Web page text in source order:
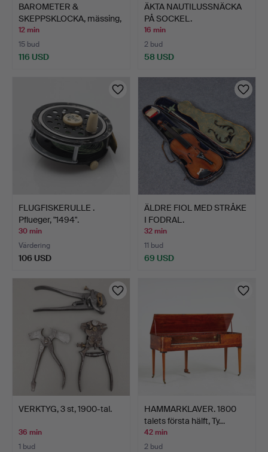
BAROMETER &
SKEPPSKLOCKA, mässing,
Pilot M…
12 min
15 bud
116 USD
ÄKTA NAUTILUSSNÄCKA
PÅ SOCKEL.
16 min
2 bud
58 USD
FLUGFISKERULLE .
Pflueger, "1494".
30 min
Värdering
106 USD
ÄLDRE FIOL MED STRÅKE
I FODRAL.
32 min
11 bud
69 USD
VERKTYG, 3 st, 1900-tal.
36 min
1 bud
HAMMARKLAVER. 1800
talets första hälft, Ty…
42 min
2 bud